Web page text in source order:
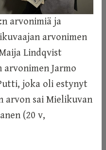
arvonimiä ja
arvonimen
Lindqvist
Jarmo
joka oli estynyt
arvon sai Mielikuvan
(20 v,